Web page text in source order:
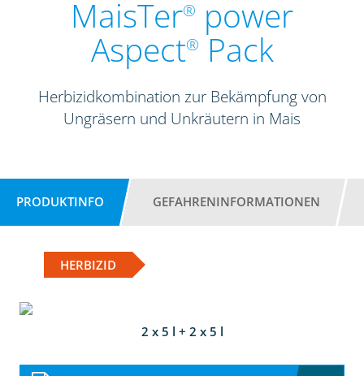
MaisTer® power
Aspect® Pack
Herbizidkombination zur Bekämpfung von
Ungräsern und Unkräutern in Mais
PRODUKTINFO GEFAHRENINFORMATIONEN
HERBIZID
2 x 5 l + 2 x 5 l